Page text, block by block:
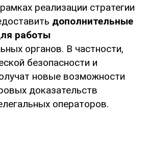
реализации стратегии
дополнительные
работы
органов. В частности,
безопасности и
новые возможности
доказательств
операторов.